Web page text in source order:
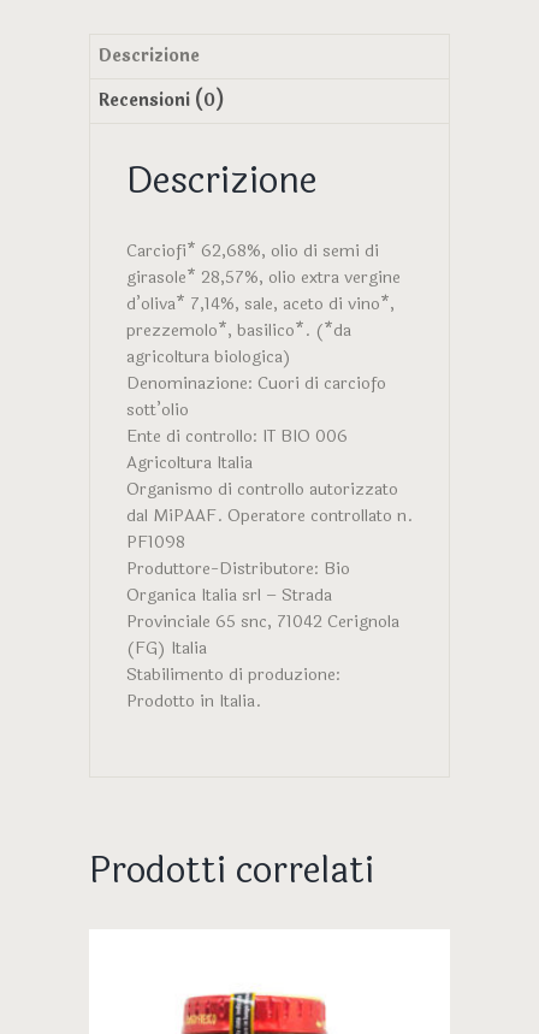
Descrizione
Recensioni (0)
Descrizione
Carciofi* 62,68%, olio di semi di
girasole* 28,57%, olio extra vergine
d’oliva* 7,14%, sale, aceto di vino*,
prezzemolo*, basilico*. (*da
agricoltura biologica)
Denominazione: Cuori di carciofo
sott’olio
Ente di controllo: IT BIO 006
Agricoltura Italia
Organismo di controllo autorizzato
dal MiPAAF. Operatore controllato n.
PF1098
Produttore-Distributore: Bio
Organica Italia srl – Strada
Provinciale 65 snc, 71042 Cerignola
(FG) Italia
Stabilimento di produzione:
Prodotto in Italia.
Prodotti correlati